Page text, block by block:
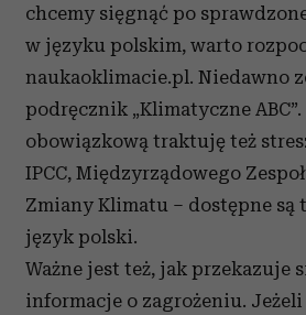
chcemy sięgnąć po
w języku polskim, warto
naukaoklimacie.pl. Niedawno
podręcznik „Klimatyczne
obowiązkową traktuję też
IPCC, Międzyrządowego
Zmiany Klimatu – dostępne są
język polski.
Ważne jest też, jak przekazuje
informacje o zagrożeniu.